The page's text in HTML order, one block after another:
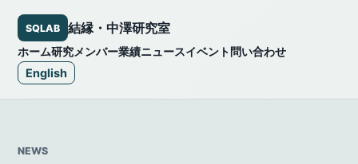
SQLAB 結縁・中澤研究室
ホーム研究メンバー業績ニュースイベント問い合わせ
English
NEWS